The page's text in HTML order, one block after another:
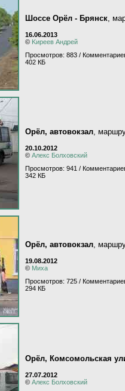
Шоссе Орёл - Брянск,
16.06.2013
© Kиpeeв Aндpeй
Просмотров: 883 /
402 КБ
Орёл, автовокзал,
20.10.2012
© Алекс Болховский
Просмотров: 941 /
342 КБ
Орёл, автовокзал,
19.08.2012
© Миха
Просмотров: 725 /
294 КБ
Орёл, Комсомольская
27.07.2012
© Алекс Болховский